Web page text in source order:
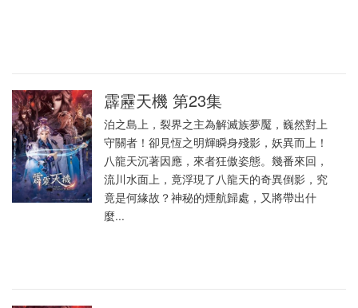
霹靂天機 第23集
泊之島上，裂界之主為解滅族夢魘，巍然對上
守關者！卻見恆之明輝瞬身殘影，妖異而上！
八龍天沉著因應，來者狂傲姿態。幾番來回，
流川水面上，竟浮現了八龍天的奇異倒影，究
竟是何緣故？神秘的煙航歸處，又將帶出什
麼...